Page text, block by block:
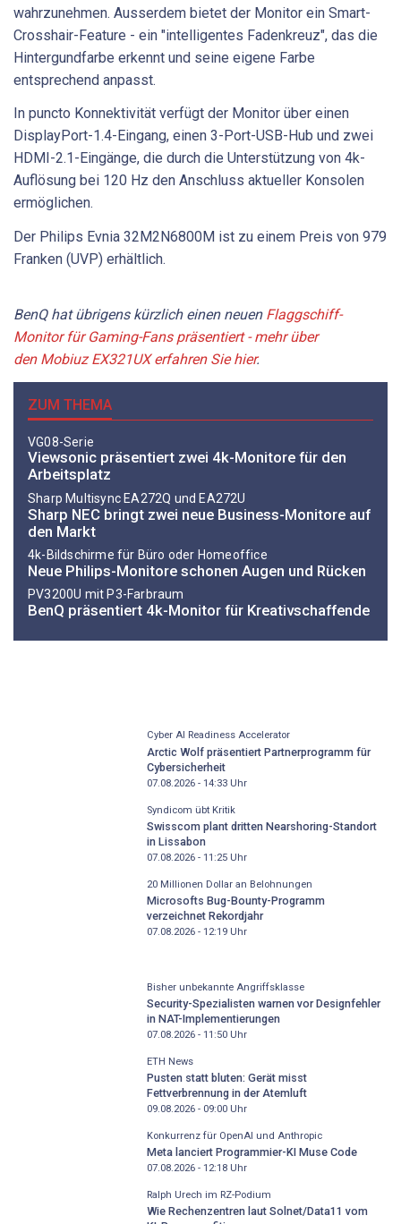
wahrzunehmen. Ausserdem bietet der Monitor ein Smart-
Crosshair-Feature - ein "intelligentes Fadenkreuz", das die
Hintergundfarbe erkennt und seine eigene Farbe
entsprechend anpasst.
In puncto Konnektivität verfügt der Monitor über einen
DisplayPort-1.4-Eingang, einen 3-Port-USB-Hub und zwei
HDMI-2.1-Eingänge, die durch die Unterstützung von 4k-
Auflösung bei 120 Hz den Anschluss aktueller Konsolen
ermöglichen.
Der Philips Evnia 32M2N6800M ist zu einem Preis von 979
Franken (UVP) erhältlich.
BenQ hat übrigens kürzlich einen neuen Flaggschiff-
Monitor für Gaming-Fans präsentiert - mehr über
den Mobiuz EX321UX erfahren Sie hier.
ZUM THEMA
VG08-Serie
Viewsonic präsentiert zwei 4k-Monitore für den
Arbeitsplatz
Sharp Multisync EA272Q und EA272U
Sharp NEC bringt zwei neue Business-Monitore auf
den Markt
4k-Bildschirme für Büro oder Homeoffice
Neue Philips-Monitore schonen Augen und Rücken
PV3200U mit P3-Farbraum
BenQ präsentiert 4k-Monitor für Kreativschaffende
Cyber AI Readiness Accelerator
Arctic Wolf präsentiert Partnerprogramm für
Cybersicherheit
07.08.2026 - 14:33Uhr
Syndicom übt Kritik
Swisscom plant dritten Nearshoring-Standort
in Lissabon
07.08.2026 - 11:25Uhr
20 Millionen Dollar an Belohnungen
Microsofts Bug-Bounty-Programm
verzeichnet Rekordjahr
07.08.2026 - 12:19Uhr
Bisher unbekannte Angriffsklasse
Security-Spezialisten warnen vor Designfehler
in NAT-Implementierungen
07.08.2026 - 11:50Uhr
ETH News
Pusten statt bluten: Gerät misst
Fettverbrennung in der Atemluft
09.08.2026 - 09:00Uhr
Konkurrenz für OpenAI und Anthropic
Meta lanciert Programmier-KI Muse Code
07.08.2026 - 12:18Uhr
Ralph Urech im RZ-Podium
Wie Rechenzentren laut Solnet/Data11 vom